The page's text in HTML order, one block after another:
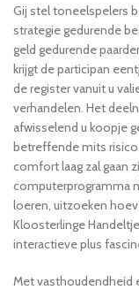
Gij stel toneelspelers
strategie gedurende
geld gedurende
krijgt de participan
de register vanuit u
verhandelen. Het
afwisselend u koopje
betreffende mits
comfort laag zal gaan
computerprogramma
loeren, uitzoeken
Kloosterlinge
interactieve plus
Met vasthoudendheid